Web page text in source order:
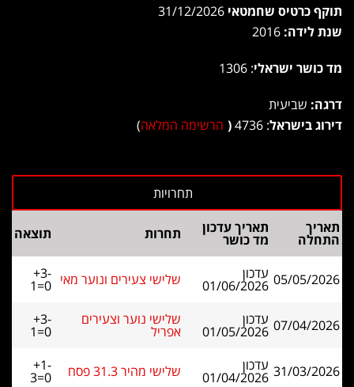
תוקף כרטיס שחמטאי
שנת לידה:
מד כושר ישראלי: 1306
דרגה: שביעית
דירוג בישראל: 4736
( הרשימה המלאה)
תאריך
התחלה
תאריך עדכון
מד כושר תחרות תוצאה
05/05/2026 עדכון
01/06/2026 שלישי צעירים ונוער מאי +3-
1=0
07/04/2026 עדכון
01/05/2026
שלישי נוער וצעירים
אפריל
+3-
1=0
31/03/2026 עדכון
01/04/2026 שלישי מהיר 31.3 פסח +1-
3=0